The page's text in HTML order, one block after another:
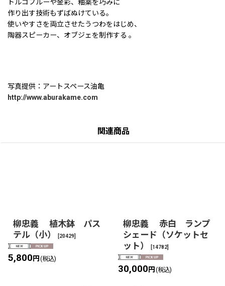
トルコブルーや金彩、釉薬を巧みに
作り出す技術もずばぬけている。
使いやすさを両立させたうつわをはじめ、
陶器スピーカー、オブジェを制作する 。
写真提供：アートスペース油亀
http://www.aburakame.com
関連商品
柳忠義 植木鉢 パス
テル（小）
[20429]
5,800円 (税込)
柳忠義 赤白 ランプ
シェード（ソケットセ
ット）
[14782]
30,000円 (税込)